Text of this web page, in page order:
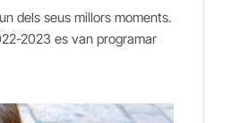
dels seus millors moments.
2023 es van programar